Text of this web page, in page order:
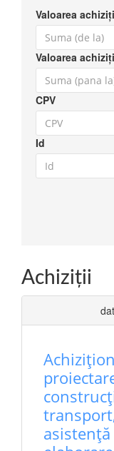
Valoarea
Valoarea
CPV
Id
Achiziţii